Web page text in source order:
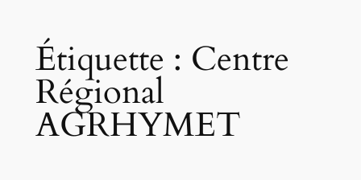
Étiquette : Centre
Régional
AGRHYMET